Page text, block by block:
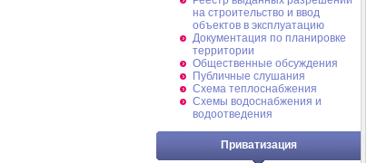
на строительство и ввод
объектов в эксплуатацию
Документация по планировке
территории
Общественные обсуждения
Публичные слушания
Схема теплоснабжения
Схемы водоснабжения и
водоотведения
Приватизация